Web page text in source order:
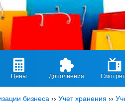
Цены Дополнения
бизнеса ›› Учет хранения ››